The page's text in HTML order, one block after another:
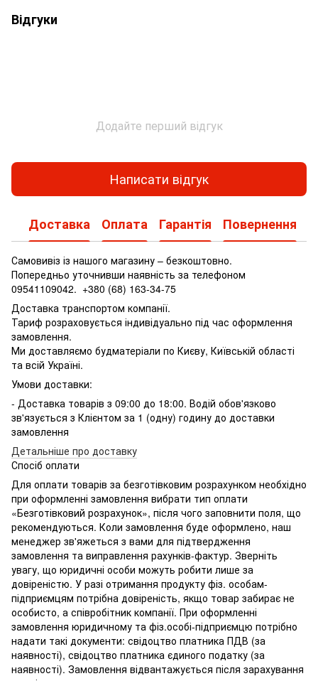
Відгуки
Додайте перший відгук
Написати відгук
Доставка Оплата Гарантія Повернення
Самовивіз із нашого магазину – безкоштовно.
Попередньо уточнивши наявність за телефоном
09541109042. +380 (68) 163-34-75
Доставка транспортом компанії.
Тариф розраховується індивідуально під час оформлення
замовлення.
Ми доставляємо будматеріали по Києву, Київській області
та всій Україні.
Умови доставки:
- Доставка товарів з 09:00 до 18:00. Водій обов'язково
зв'язується з Клієнтом за 1 (одну) годину до доставки
замовлення
Детальніше про доставку
Спосіб оплати
Для оплати товарів за безготівковим розрахунком необхідно
при оформленні замовлення вибрати тип оплати
«Безготівковий розрахунок», після чого заповнити поля, що
рекомендуються. Коли замовлення буде оформлено, наш
менеджер зв'яжеться з вами для підтвердження
замовлення та виправлення рахунків-фактур. Зверніть
увагу, що юридичні особи можуть робити лише за
довіреністю. У разі отримання продукту фіз. особам-
підприємцям потрібна довіреність, якщо товар забирає не
особисто, а співробітник компанії. При оформленні
замовлення юридичному та фіз.особі-підприємцю потрібно
надати такі документи: свідоцтво платника ПДВ (за
наявності), свідоцтво платника єдиного податку (за
наявності). Замовлення відвантажується після зарахування